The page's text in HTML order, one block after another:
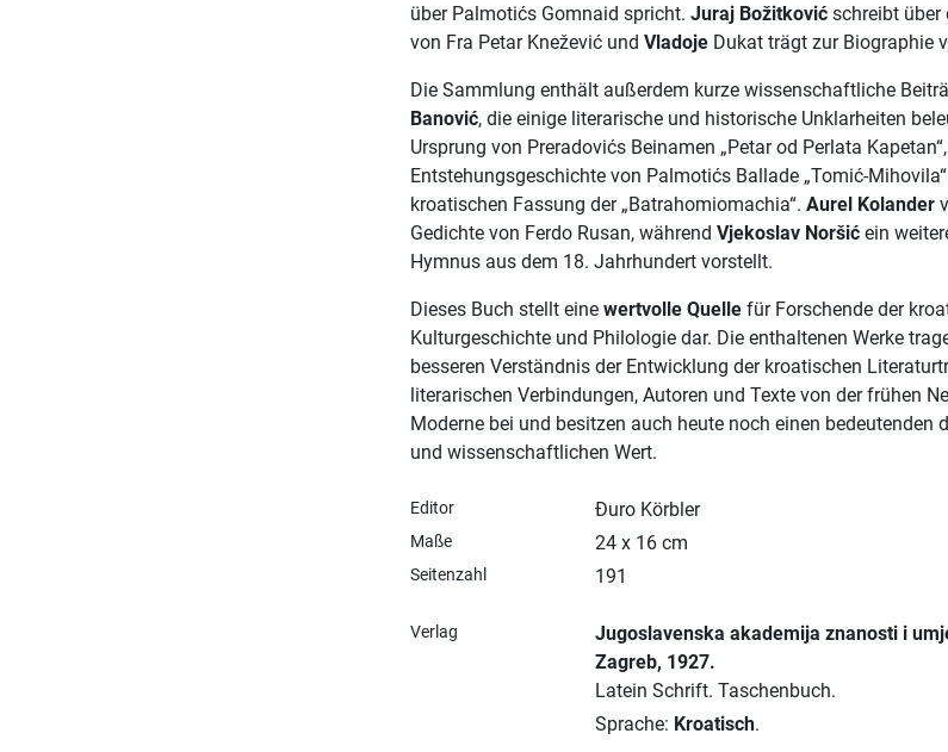
über Palmotićs Gomnaid spricht.Juraj Božitković schreibt über
von Fra Petar Knežević undVladoje Dukat trägt zur Biographie
Die Sammlung enthält außerdem kurze wissenschaftliche
Banović, die einige literarische und historische Unklarheiten
Ursprung von Preradovićs Beinamen „Petar od Perlata
Entstehungsgeschichte von Palmotićs Ballade „Tomić-
kroatischen Fassung der „Batrahomiomachia“.Aurel Kolander
Gedichte von Ferdo Rusan, währendVjekoslav Noršić ein
Hymnus aus dem 18. Jahrhundert vorstellt.
Dieses Buch stellt einewertvolle Quelle für Forschende der
Kulturgeschichte und Philologie dar. Die enthaltenen Werke
besseren Verständnis der Entwicklung der kroatischen
literarischen Verbindungen, Autoren und Texte von der frühen
Moderne bei und besitzen auch heute noch einen bedeutenden
und wissenschaftlichen Wert.
Editor Đuro Körbler
Maße 24 x 16 cm
Seitenzahl 191
Verlag Jugoslavenska akademija znanosti i
Zagreb, 1927.
Latein Schrift. Taschenbuch.
Sprache: Kroatisch.